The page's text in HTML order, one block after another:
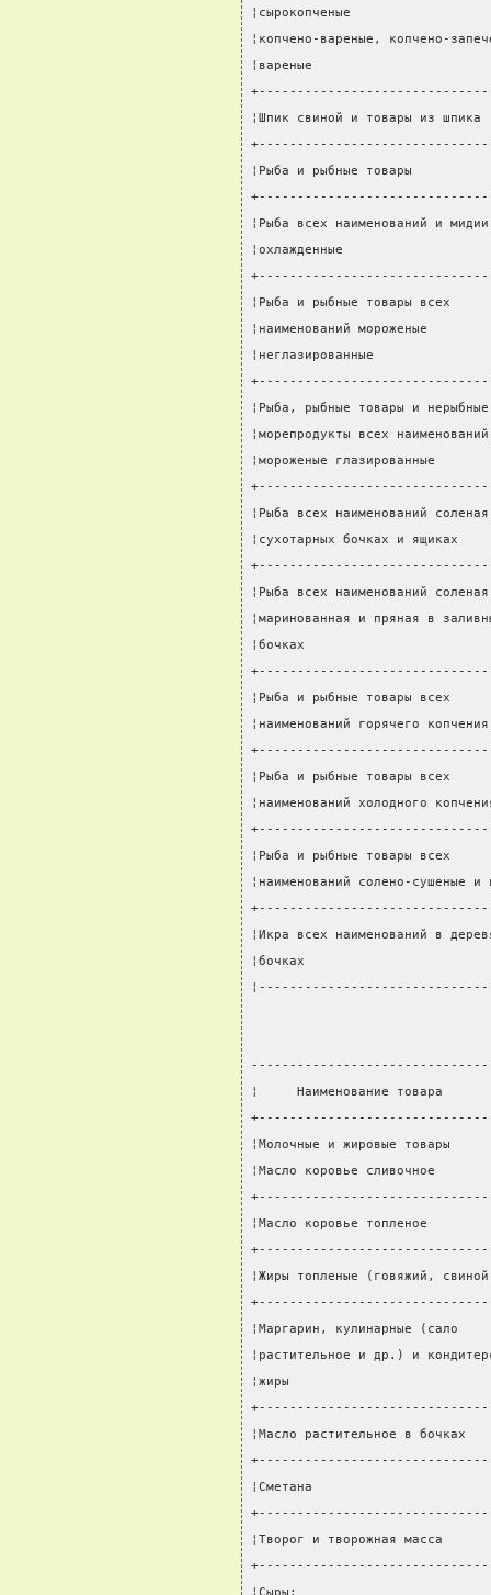
¦сырокопченые
¦копчено-вареные,
¦вареные
¦Шпик свиной и товары из
¦Рыба и рыбные товары
¦Рыба всех
¦охлажденные
¦Рыба и рыбные товары
¦наименований
¦неглазированные
¦Рыба, рыбные товары и
¦морепродукты всех
¦мороженые глазированные
¦Рыба всех
¦сухотарных бочках и
¦Рыба всех
¦маринованная и пряная
¦бочках
¦Рыба и рыбные товары
¦наименований горячего
¦Рыба и рыбные товары
¦наименований холодного
¦Рыба и рыбные товары
¦наименований солено-
¦Икра всех наименований
¦бочках
¦     Наименование товара
¦Молочные и жировые
¦Масло коровье
¦Масло коровье
¦Жиры топленые (говяжий,
¦Маргарин, кулинарные
¦растительное и др.) и
¦жиры
¦Масло растительное в
¦Сметана
¦Творог и творожная